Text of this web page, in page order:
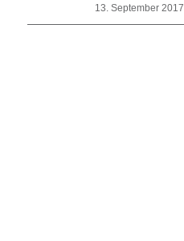
13. September 2017
/